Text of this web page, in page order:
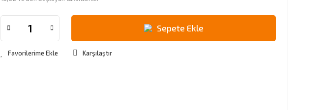
Sepete Ekle
Karşılaştır